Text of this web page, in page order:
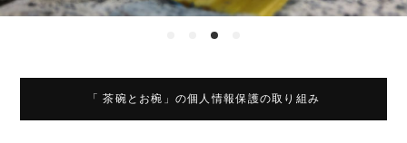
「 茶碗とお椀」の個人情報保護の取り組み